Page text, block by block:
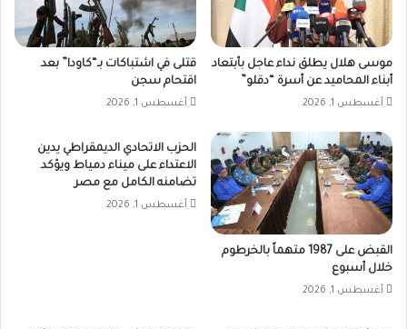
موسى هلال يطلق نداء عاجل بأبتعاد
أبناء المحاميد عن أسرة “دقلو”
أغسطس 1, 2026
قتلى في اشتباكات بـ“كاودا” بعد
اقتحام سجن
أغسطس 1, 2026
القبض على 1987 متهماً بالخرطوم
خلال أسبوع
أغسطس 1, 2026
الحزب الاتحادي الديمقراطي يدين
الاعتداء على ميناء دمياط ويؤكد
تضامنه الكامل مع مصر
أغسطس 1, 2026